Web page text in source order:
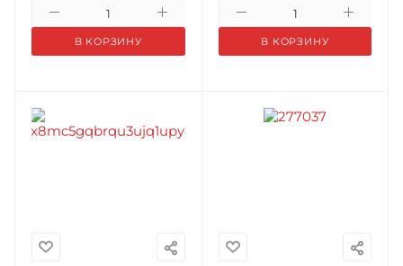
В КОРЗИНУ В КОРЗИНУ